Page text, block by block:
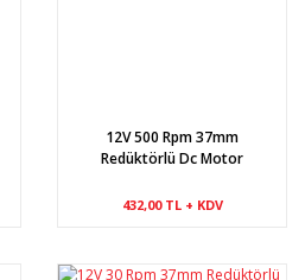
12V 500 Rpm 37mm
Redüktörlü Dc Motor
432,00 TL + KDV